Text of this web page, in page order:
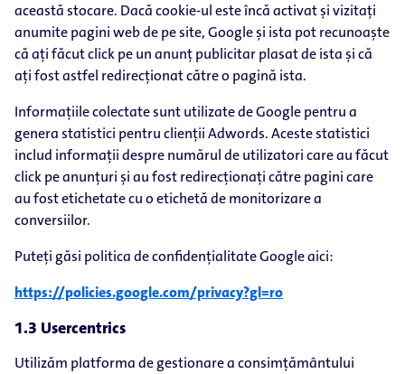
această stocare. Dacă cookie-ul este încă activat și vizitați
anumite pagini web de pe site, Google și ista pot recunoaște
că ați făcut click pe un anunț publicitar plasat de ista și că
ați fost astfel redirecționat către o pagină ista.
Informațiile colectate sunt utilizate de Google pentru a
genera statistici pentru clienții Adwords. Aceste statistici
includ informații despre numărul de utilizatori care au făcut
click pe anunțuri și au fost redirecționați către pagini care
au fost etichetate cu o etichetă de monitorizare a
conversiilor.
Puteți găsi politica de confidențialitate Google aici:
https://policies.google.com/privacy?gl=ro
1.3 Usercentrics
Utilizăm platforma de gestionare a consimțământului